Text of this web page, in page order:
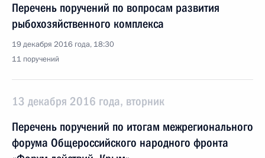
Перечень поручений по вопросам развития
рыбохозяйственного комплекса
19 декабря 2016 года, 18:30
11 поручений
13 декабря 2016 года, вторник
Перечень поручений по итогам межрегионального
форума Общероссийского народного фронта